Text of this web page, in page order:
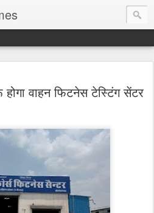
वाहन फिटनेस टेस्टिंग सेंटर